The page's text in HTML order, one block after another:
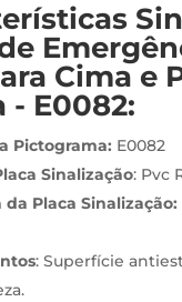
Cima e
- E0082:
Pictograma: E0082
Sinalização: Pvc
da Placa Sinalização:
: Superfície